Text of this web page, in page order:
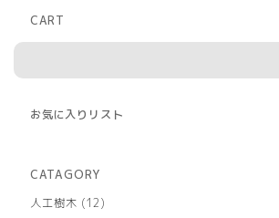
CART
お気に入りリスト
CATAGORY
人工樹木
1212